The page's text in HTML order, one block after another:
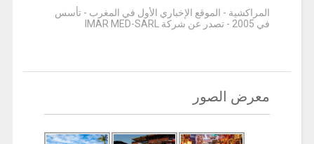
المراكشية - الموقع الإخباري الأول في المغرب - تأسس
في 2005 - تصدر عن شركة IMAR MED-SARL
معرض الصور